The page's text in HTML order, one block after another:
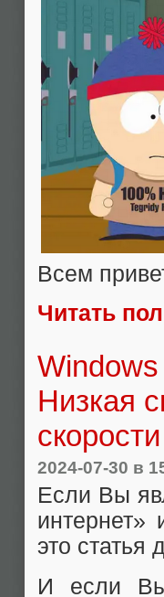
Всем
Читать
Низкая
2024-07-30 в
Если Вы
это статья
И если Вы